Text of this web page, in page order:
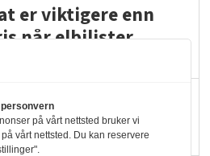
er viktigere enn
når elbilister
ned hver måned
på vårt nettsted bruker vi
vårt nettsted. Du kan reservere